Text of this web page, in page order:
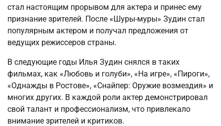
стал настоящим прорывом для актера и принес ему
признание зрителей. После «Шуры-муры» Зудин стал
популярным актером и получал предложения от
ведущих режиссеров страны.
В следующие годы Илья Зудин снялся в таких
фильмах, как «Любовь и голуби», «На игре», «Пироги»,
«Однажды в Ростове», «Снайпер: Оружие возмездия» и
многих других. В каждой роли актер демонстрировал
свой талант и профессионализм, что привлекало
внимание зрителей и критиков.